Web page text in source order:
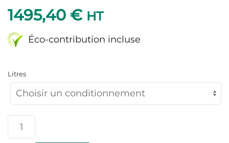
1495,40 € HT
Éco-contribution incluse
Litres
quantité
de